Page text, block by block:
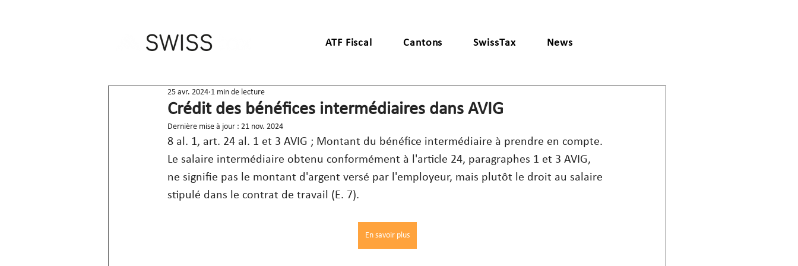
ATF Fiscal Cantons SwissTax News
Crédit des bénéfices intermédiaires dans AVIG
25 avr. 2024 1 min de lecture
Dernière mise à jour : 21 nov. 2024
8 al. 1, art. 24 al. 1 et 3 AVIG ; Montant du bénéfice intermédiaire à prendre en compte.
Le salaire intermédiaire obtenu conformément à l'article 24, paragraphes 1 et 3 AVIG,
ne signifie pas le montant d'argent versé par l'employeur, mais plutôt le droit au salaire
stipulé dans le contrat de travail (E. 7).
En savoir plus